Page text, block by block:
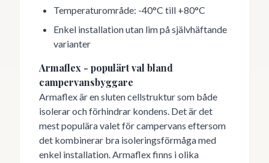
Temperaturområde: -40°C till +80°C
Enkel installation utan lim på självhäftande
varianter
Armaflex - populärt val bland
campervansbyggare
Armaflex är en sluten cellstruktur som både
isolerar och förhindrar kondens. Det är det
mest populära valet för campervans eftersom
det kombinerar bra isoleringsförmåga med
enkel installation. Armaflex finns i olika